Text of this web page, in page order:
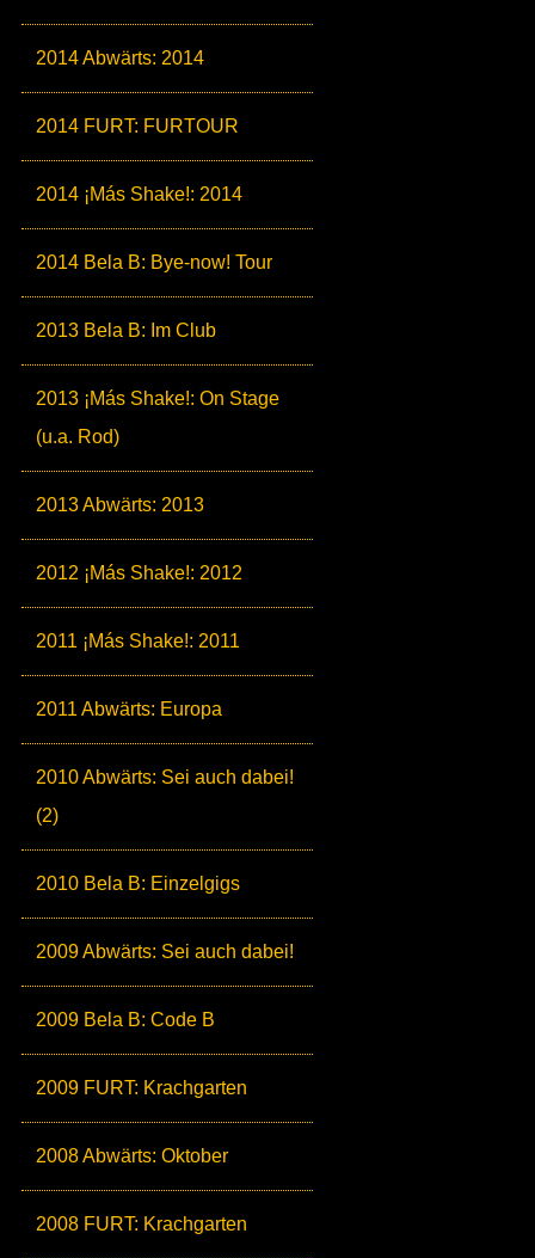
2014 Abwärts: 2014
2014 FURT: FURTOUR
2014 ¡Más Shake!: 2014
2014 Bela B: Bye-now! Tour
2013 Bela B: Im Club
2013 ¡Más Shake!: On Stage
(u.a. Rod)
2013 Abwärts: 2013
2012 ¡Más Shake!: 2012
2011 ¡Más Shake!: 2011
2011 Abwärts: Europa
2010 Abwärts: Sei auch dabei!
(2)
2010 Bela B: Einzelgigs
2009 Abwärts: Sei auch dabei!
2009 Bela B: Code B
2009 FURT: Krachgarten
2008 Abwärts: Oktober
2008 FURT: Krachgarten